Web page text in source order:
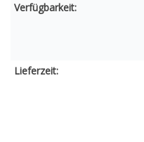
Verfügbarkeit:
Lieferzeit: